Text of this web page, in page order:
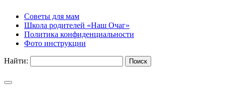
Советы для мам
Школа родителей «Наш Очаг»
Политика конфиденциальности
Фото инструкции
Найти: